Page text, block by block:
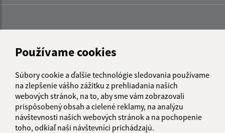
Používame cookies
Súbory cookie a ďalšie technológie sledovania používame
na zlepšenie vášho zážitku z prehliadania našich
webových stránok, na to, aby sme vám zobrazovali
prispôsobený obsah a cielené reklamy, na analýzu
návštevnosti našich webových stránok a na pochopenie
toho, odkiaľ naši návštevníci prichádzajú.